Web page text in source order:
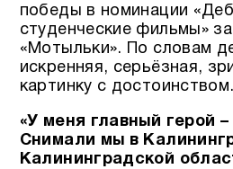
победы в номинации
студенческие фильмы»
«Мотыльки». По словам
искренняя, серьёзная,
картинку с достоинством.
«У меня главный герой
Снимали мы в
Калининградской